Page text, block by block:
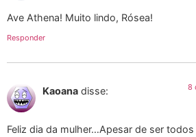
Ave Athena! Muito lindo, Rósea!
Responder
Kaoana disse: 8
Feliz dia da mulher…Apesar de ser